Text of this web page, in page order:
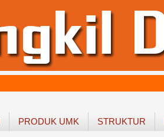
PRODUK UMK STRUKTUR